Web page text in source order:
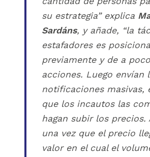
su estrategia”explica
Sardáns, y añade, “la
estafadores es
previamente y de a
acciones. Luego envían
notificaciones masivas,
que los incautos las
hagan subir los precios.
una vez que el precio
valor en el cual el